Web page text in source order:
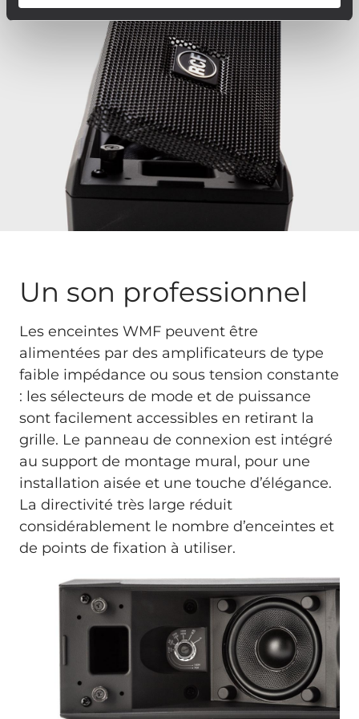
Un son professionnel
Les enceintes WMF peuvent être
alimentées par des amplificateurs de type
faible impédance ou sous tension constante
: les sélecteurs de mode et de puissance
sont facilement accessibles en retirant la
grille. Le panneau de connexion est intégré
au support de montage mural, pour une
installation aisée et une touche d’élégance.
La directivité très large réduit
considérablement le nombre d’enceintes et
de points de fixation à utiliser.